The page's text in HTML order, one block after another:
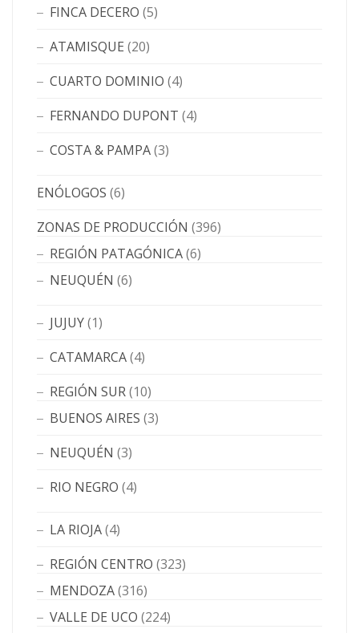
FINCA DECERO (5)
ATAMISQUE (20)
CUARTO DOMINIO (4)
FERNANDO DUPONT (4)
COSTA & PAMPA(3)
ENÓLOGOS (6)
ZONAS DE PRODUCCIÓN (396)
REGIÓN PATAGÓNICA(6)
NEUQUÉN (6)
JUJUY(1)
CATAMARCA(4)
REGIÓN SUR(10)
BUENOS AIRES (3)
NEUQUÉN (3)
RIO NEGRO (4)
LA RIOJA(4)
REGIÓN CENTRO (323)
MENDOZA(316)
VALLE DE UCO (224)